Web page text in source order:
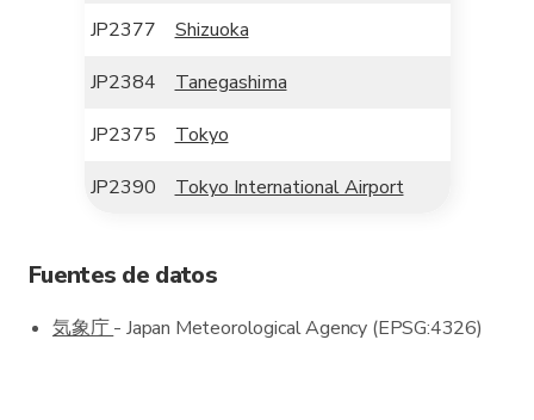
JP2377
Shizuoka
JP2384
Tanegashima
JP2375
Tokyo
JP2390
Tokyo International Airport
Fuentes de datos
気象庁- Japan Meteorological Agency (EPSG:4326)